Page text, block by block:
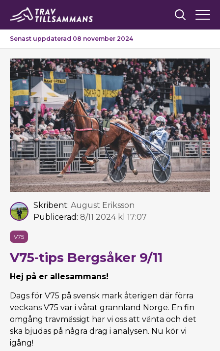
Senast uppdaterad 08 november 2024
Skribent: August Eriksson
Publicerad: 8/11 2024 kl 17:07
V75
V75-tips Bergsåker 9/11
Hej på er allesammans!
Dags för V75 på svensk mark återigen där förra
veckans V75 var i vårat grannland Norge. En fin
omgång travmässigt har vi oss att vänta och det
ska bjudas på några drag i analysen. Nu kör vi
igång!